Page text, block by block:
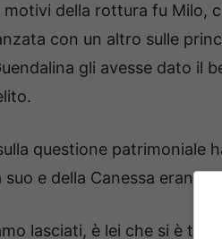
motivi della rottura fu Milo,
con un altro sulle
gli avesse dato
questione patrimoniale
suo e della Canessa erano
lasciati, è lei che si è